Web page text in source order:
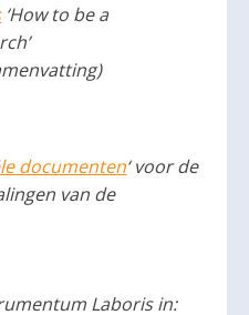
‘How to be a
documenten‘ voor de
van de
Laboris in: